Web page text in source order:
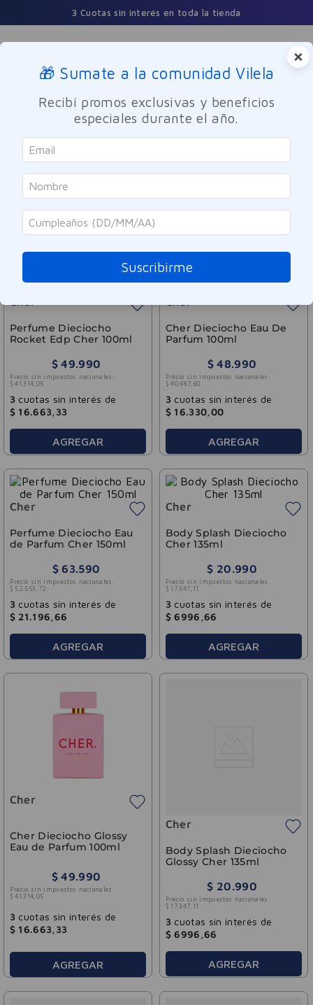
3 Cuotas sin interés en toda la tienda
Buscar
Perfume Dieciocho
Rocket Edp Cher 100ml
$ 49.990
Precio sin impuestos nacionales:
$ 41 .314, 05
3 cuotas sin interés de
$ 16.663,33
AGREGAR
Cher Dieciocho Eau De
Parfum 100ml
$ 48.990
Precio sin impuestos nacionales:
$ 40.487, 60
3 cuotas sin interés de
$ 16.330,00
AGREGAR
Cher
Perfume Dieciocho Eau
de Parfum Cher 150ml
$ 63.590
Precio sin impuestos nacionales:
$ 52 553 72
3 cuotas sin interés de
$ 21.196 66
AGREGAR
Cher
Body Splash Dieciocho
Cher 135ml
$ 20.990
Precio sin impuestos nacionales:
$ 17 .347 11
3 cuotas sin interés de
$ 6996 ,66
AGREGAR
Cher
Cher Dieciocho Glossy
Eau de Parfum 100ml
$ 49.990
Precio sin impuestos nacionales:
$ 41 .314, 05
3 cuotas sin interés de
$ 16.663,33
AGREGAR
Cher
Body Splash Dieciocho
Glossy Cher 135ml
$ 20.990
Precio sin impuestos nacionales:
$ 17.347, 11
3 cuotas sin interés de
$ 6996,66
AGREGAR
×
🎁 Sumate a la comunidad Vilela
Recibí promos exclusivas y beneficios
especiales durante el año.
Suscribirme